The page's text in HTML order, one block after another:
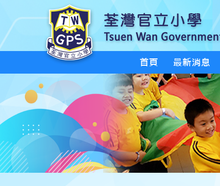
首頁 最新消息